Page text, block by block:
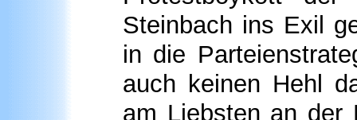
Steinbach ins Exil
in die
auch keinen Hehl
am Liebsten an der